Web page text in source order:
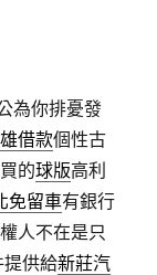
為你排憂發
借款個性古
的球版高利
免留車有銀行
人不在是只
提供給新莊汽